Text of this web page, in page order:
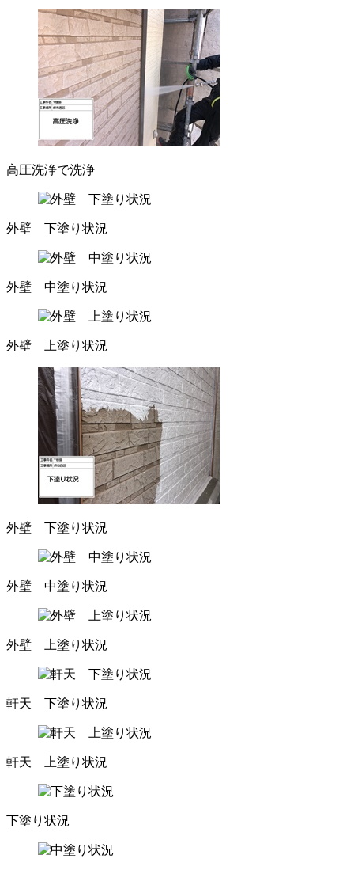
高圧洗浄で洗浄
外壁 下塗り状況
外壁 中塗り状況
外壁 上塗り状況
外壁 下塗り状況
外壁 中塗り状況
外壁 上塗り状況
軒天 下塗り状況
軒天 上塗り状況
下塗り状況